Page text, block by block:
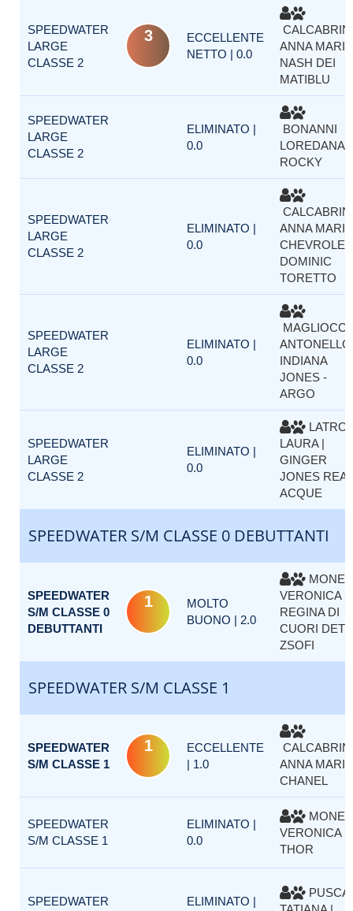
SPEEDWATER
LARGE
CLASSE 2
3
ECCELLENTE
NETTO | 0.0
CALCABRINI
ANNA
NASH DEI
MATIBLU
SPEEDWATER
LARGE
CLASSE 2
ELIMINATO |
0.0
BONANNI
LOREDANA |
ROCKY
SPEEDWATER
LARGE
CLASSE 2
ELIMINATO |
0.0
CALCABRINI
ANNA
CHEVROLET
DOMINIC
TORETTO
SPEEDWATER
LARGE
CLASSE 2
ELIMINATO |
0.0
MAGLIOCCA
INDIANA
JONES -
ARGO
SPEEDWATER
LARGE
CLASSE 2
ELIMINATO |
0.0
LAURA |
GINGER
JONES
ACQUE
SPEEDWATER S/M CLASSE 0 DEBUTTANTI
SPEEDWATER
S/M CLASSE 0
DEBUTTANTI
1
MOLTO
BUONO | 2.0
MONEA
VERONICA |
REGINA DI
CUORI
ZSOFI
SPEEDWATER S/M CLASSE 1
SPEEDWATER
S/M CLASSE 1
1
ECCELLENTE
| 1.0
CALCABRINI
ANNA
CHANEL
SPEEDWATER
S/M CLASSE 1
ELIMINATO |
0.0
MONEA
VERONICA |
THOR
SPEEDWATER ELIMINATO |